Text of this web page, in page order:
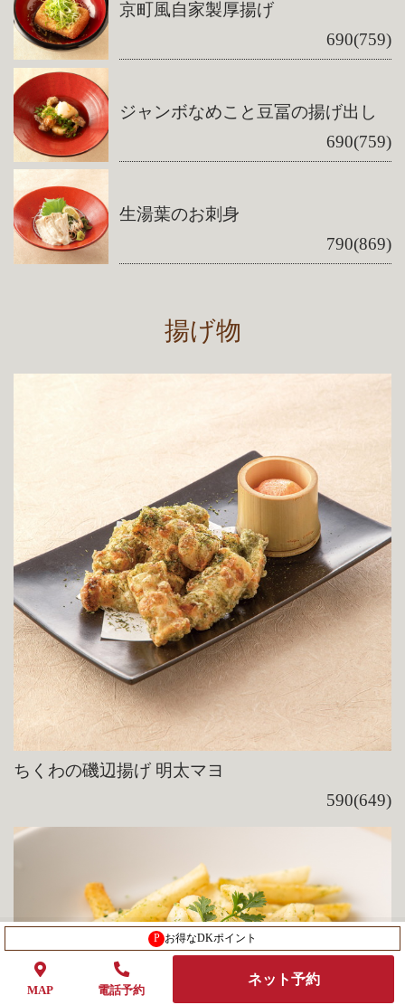
京町風自家製厚揚げ
690(759)
ジャンボなめこと豆冨の揚げ出し
690(759)
生湯葉のお刺身
790(869)
揚げ物
ちくわの磯辺揚げ 明太マヨ
590(649)
P お得なDKポイント
MAP 電話予約
ネット予約